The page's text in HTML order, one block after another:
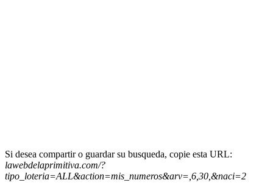
Si desea compartir o guardar su busqueda, copie esta URL:
lawebdelaprimitiva.com/?
tipo_loteria=ALL&action=mis_numeros&arv=,6,30,&naci=2